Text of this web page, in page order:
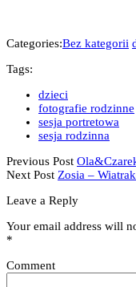
Categories:Bez kategorii
Tags:
dzieci
fotografie rodzinne
sesja portretowa
sesja rodzinna
Previous Post
Next Post Zosia –
Leave a Reply
Your email address will
*
Comment